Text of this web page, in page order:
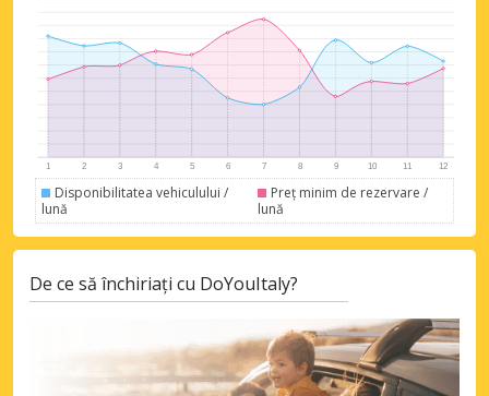
Disponibilitatea vehiculului /
lună
Preț minim de rezervare /
lună
De ce să închiriați cu DoYouItaly?